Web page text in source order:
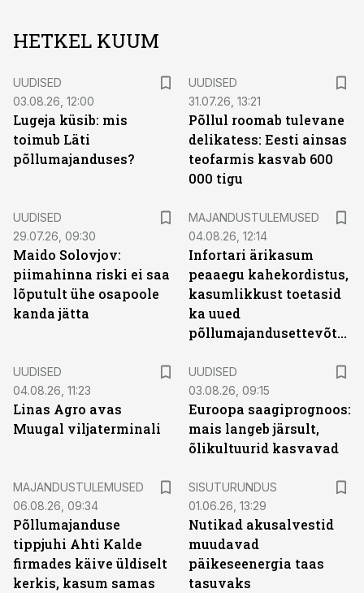
HETKEL KUUM
UUDISED
03.08.26, 12:00
Lugeja küsib: mis
toimub Läti
põllumajanduses?
UUDISED
31.07.26, 13:21
Põllul roomab tulevane
delikatess: Eesti ainsas
teofarmis kasvab 600
000 tigu
UUDISED
29.07.26, 09:30
Maido Solovjov:
piimahinna riski ei saa
lõputult ühe osapoole
kanda jätta
MAJANDUSTULEMUSED
04.08.26, 12:14
Infortari ärikasum
peaaegu kahekordistus,
kasumlikkust toetasid
ka uued
põllumajandusettevõtted
UUDISED
04.08.26, 11:23
Linas Agro avas
Muugal viljaterminali
UUDISED
03.08.26, 09:15
Euroopa saagiprognoos:
mais langeb järsult,
õlikultuurid kasvavad
MAJANDUSTULEMUSED
06.08.26, 09:34
Põllumajanduse
tippjuhi Ahti Kalde
firmades käive üldiselt
kerkis, kasum samas
SISUTURUNDUS
01.06.26, 13:29
Nutikad akusalvestid
muudavad
päikeseenergia taas
tasuvaks